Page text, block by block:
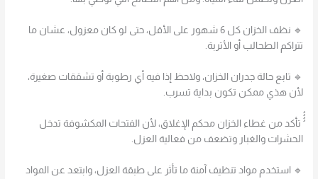
🔹 نظف الخزان كل 6 شهور على الأقل، حتى لو كان معزول، عشان ما
تتراكم الطحالب أو الأتربة.
🔹 تابع حالة جدران الخزان، ولاحظ إذا فيه أي رطوبة أو تشققات صغيرة،
لأن هذي ممكن تكون بداية تسرب.
ُُُُ تأكد من غطاء الخزان محكم الإغلاق، لأن الفتحات المكشوفة تدخل
الحشرات والغبار وتضعف من فعالية العزل.
🔹 استخدم مواد تنظيف آمنة ما تأثر على طبقة العزل، وابتعد عن المواد